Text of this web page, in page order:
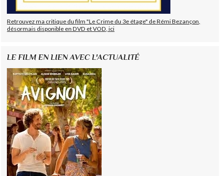
Retrouvez ma critique du film "Le Crime du 3e étage" de Rémi Bezançon,
désormais disponible en DVD et VOD, ici
LE FILM EN LIEN AVEC L'ACTUALITÉ